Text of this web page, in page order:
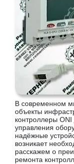
В современном
объекты
контроллеры
управления
надёжные
возникает
расскажем о
ремонта